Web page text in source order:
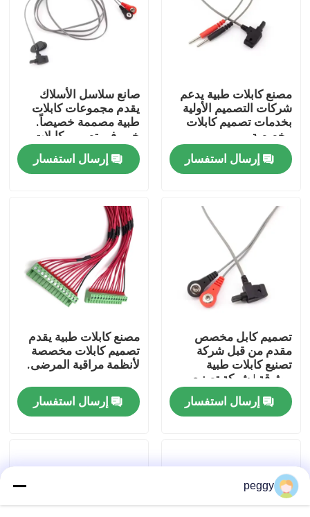
منزل
المنتجات
حول بنا
جولة في المعمل
ضبط الجودة
اتصل بنا
أخبار
تجميع كابلات مخصصة
كابلات LVDS
مصنع كابلات طبية يدعم
شركات التصميم الأولية
بخدمات تصميم كابلات
مخصصة
إرسال استفسار
صانع سلاسل الأسلاك
يقدم مجموعات كابلات
طبية مصممة خصيصاً.
خبير في تصميم كابلات
طبية مع شهادة المعهد
الأوروبي.إرسال استفسار
تصميم كابل مخصص
مقدم من قبل شركة
تصنيع كابلات طبية
موثوقة | شركة تصنيع
ضفائر الأسلاك المحترفة
التي تقدم تجميعات مرنة
ومثبطة للهب ومتوافقة
إرسال استفسار
مصنع كابلات طبية يقدم
تصميم كابلات مخصصة
لأنظمة مراقبة المرضى.
إرسال استفسار
peggy